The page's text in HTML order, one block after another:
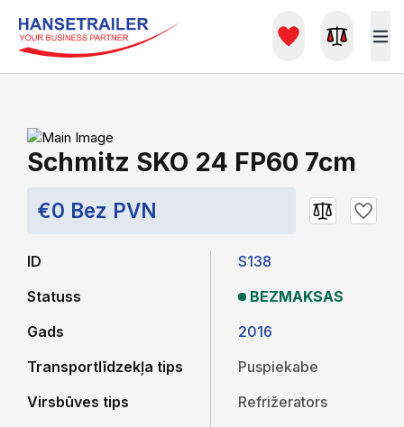
Schmitz SKO 24 FP60 7cm
€0 Bez PVN
ID
Statuss
Gads
Transportlīdzekļa tips
Virsbūves tips
S138
BEZMAKSAS
2016
Puspiekabe
Refrižerators